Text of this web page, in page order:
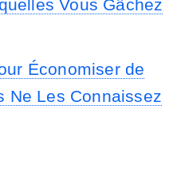
Vous Gâchez
Économiser de
Ne Les Connaissez